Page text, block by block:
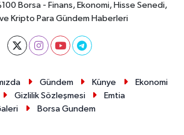
Borsa - Finans, Ekonomi, Hisse Senedi,
Kripto Para Gündem Haberleri
Gündem Künye
Ekonomi
Gizlilik Sözleşmesi
Emtia
Borsa Gundem